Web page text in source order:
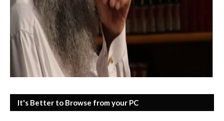
It's Better to Browse from your PC